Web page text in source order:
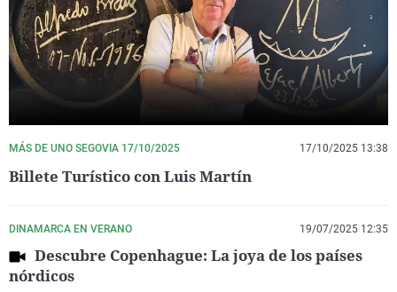
MÁS DE UNO SEGOVIA 17/10/2025 17/10/2025 13:38
Billete Turístico con Luis Martín
DINAMARCA EN VERANO 19/07/2025 12:35
Descubre Copenhague: La joya de los países
nórdicos